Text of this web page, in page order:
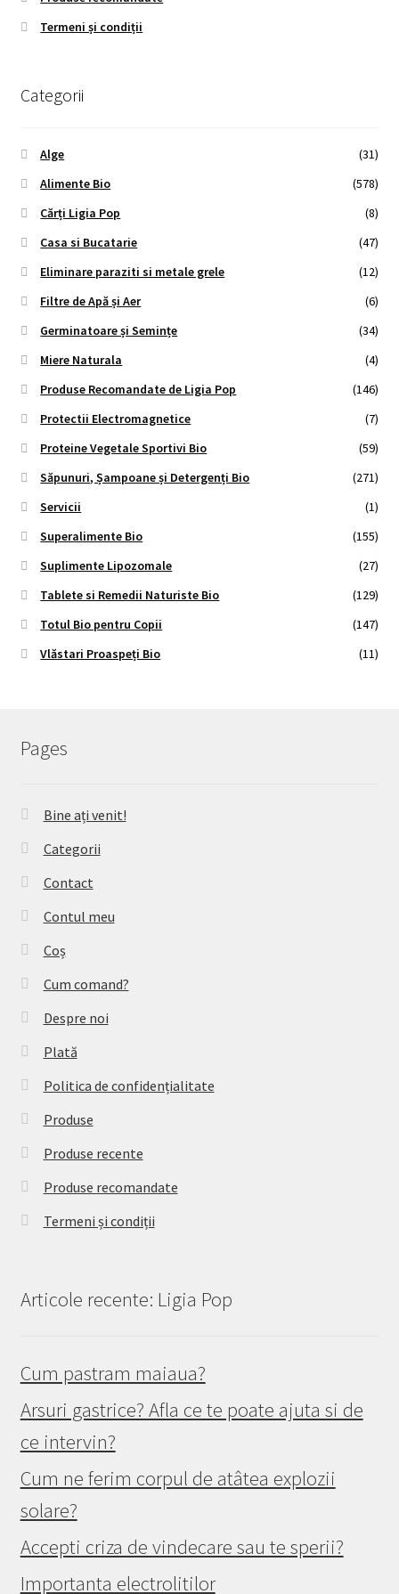
Termeni și condiții
Categorii
Alge
(31)
Alimente Bio
(578)
Cărți Ligia Pop
(8)
Casa si Bucatarie
(47)
Eliminare paraziti si metale grele
(12)
Filtre de Apă și Aer
(6)
Germinatoare și Semințe
(34)
Miere Naturala
(4)
Produse Recomandate de Ligia Pop
(146)
Protectii Electromagnetice
(7)
Proteine Vegetale Sportivi Bio
(59)
Săpunuri, Șampoane și Detergenți Bio
(271)
Servicii
(1)
Superalimente Bio
(155)
Suplimente Lipozomale
(27)
Tablete si Remedii Naturiste Bio
(129)
Totul Bio pentru Copii
(147)
Vlăstari Proaspeți Bio
(11)
Pages
Bine ați venit!
Categorii
Contact
Contul meu
Coș
Cum comand?
Despre noi
Plată
Politica de confidențialitate
Produse
Produse recente
Produse recomandate
Termeni și condiții
Articole recente: Ligia Pop
Cum pastram maiaua?
Arsuri gastrice? Afla ce te poate ajuta si de
ce intervin?
Cum ne ferim corpul de atâtea explozii
solare?
Accepti criza de vindecare sau te sperii?
Importanta electrolitilor